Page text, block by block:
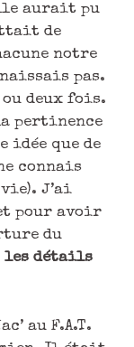
aurait pu
de
notre
pas.
ou deux fois.
pertinence
idée que de
connais
J’ai
pour avoir
du
les détails
au F.A.T.